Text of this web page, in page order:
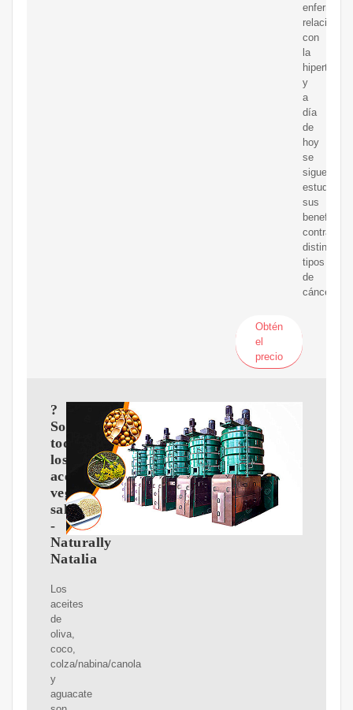
con
la
y
a
día
de
hoy
se
sigue
estudiando
sus
beneficios
contra
distintos
tipos
de
cáncer.
Obtén
el
precio
?
Son
todos
los
aceites
vegetales
saludables?
-
Naturally
Natalia
Los
aceites
de
oliva,
coco,
colza/nabina/canola
y
aguacate